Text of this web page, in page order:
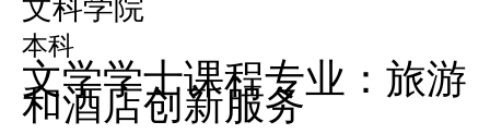
文科学院
本科
文学学士课程专业：旅游
和酒店创新服务